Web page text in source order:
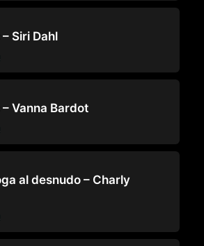
Siri Dahl
Vanna Bardot
al desnudo – Charly